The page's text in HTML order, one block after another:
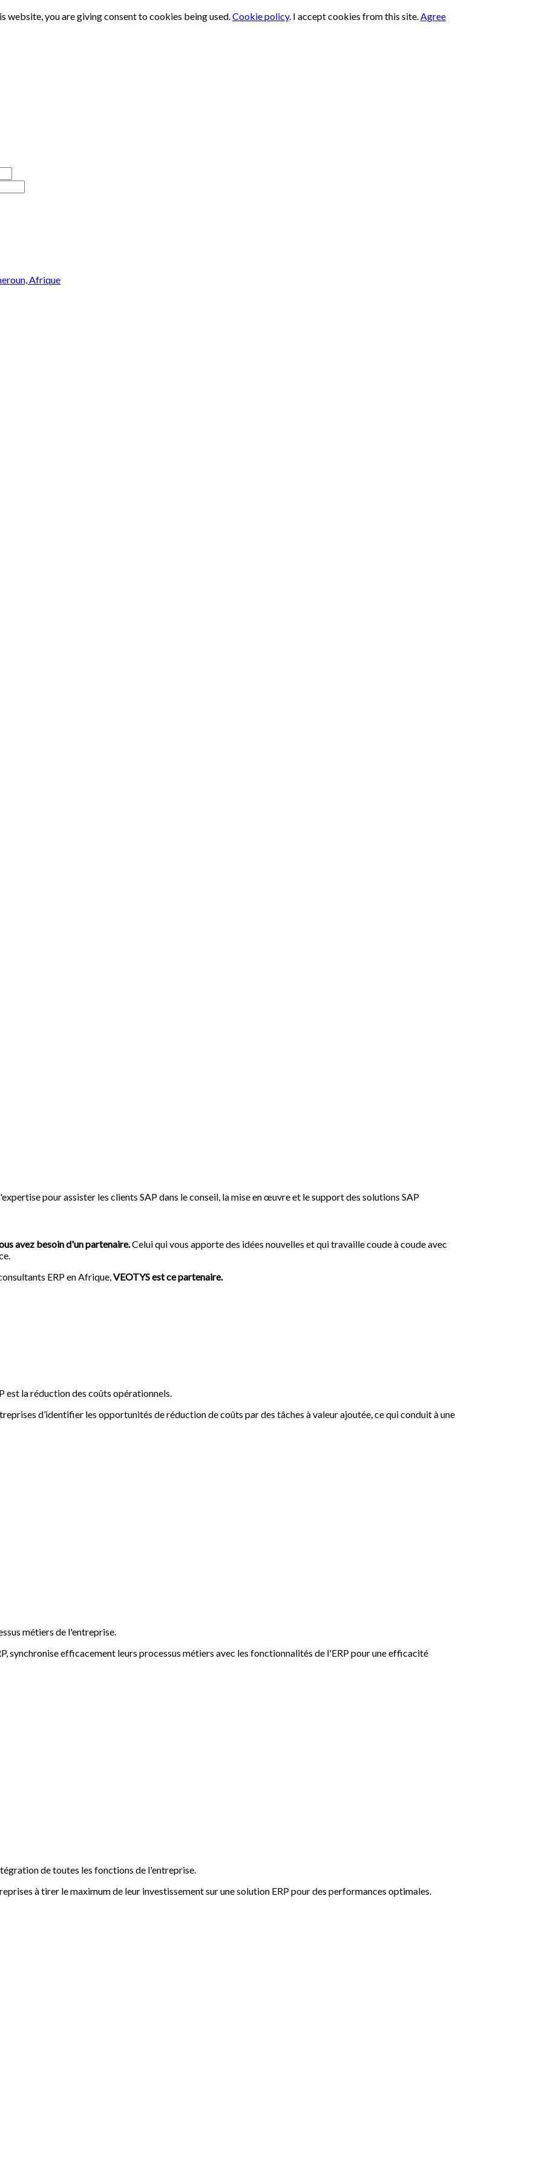
pour assister les clients SAP dans le conseil, la mise en œuvre et le support des solutions SAP
avez besoin d'un partenaire.Celui qui vous apporte des idées nouvelles et qui travaille coude à coude avec
ERP en Afrique,VEOTYS est ce partenaire.
est la réduction des coûts opérationnels.
d’identifier les opportunités de réduction de coûts par des tâches à valeur ajoutée, ce qui conduit à une
métiers de l'entreprise.
synchronise efficacement leurs processus métiers avec les fonctionnalités de l'ERP pour une efficacité
de toutes les fonctions de l'entreprise.
à tirer le maximum de leur investissement sur une solution ERP pour des performances optimales.
website, you are giving consent to cookies being used.Cookie policy. I accept cookies from this site.Agree